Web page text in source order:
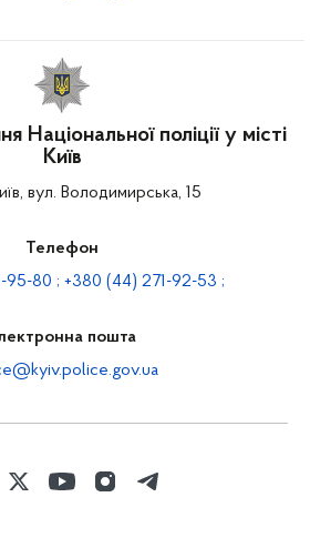
Національної поліції у місті
Київ
вул. Володимирська, 15
Телефон
95-80 ; +380 (44) 271-92-53 ;
пошта